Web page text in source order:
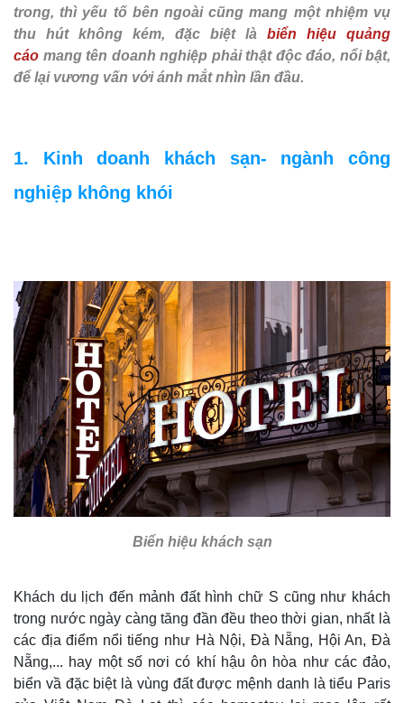
trong, thì yếu tố bên ngoài cũng mang một nhiệm vụ
thu hút không kém, đặc biệt là biển hiệu quảng
cáo mang tên doanh nghiệp phải thật độc đáo, nổi bật,
để lại vương vấn với ánh mắt nhìn lần đầu.
1. Kinh doanh khách sạn- ngành công
nghiệp không khói
Biển hiệu khách sạn
Khách du lịch đến mảnh đất hình chữ S cũng như khách
trong nước ngày càng tăng đần đều theo thời gian, nhất là
các địa điểm nổi tiếng như Hà Nội, Đà Nẵng, Hội An, Đà
Nẵng,... hay một số nơi có khí hậu ôn hòa như các đảo,
biển vầ đặc biệt là vùng đất được mệnh danh là tiểu Paris